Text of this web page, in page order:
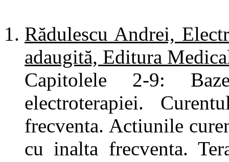
Rădulescu Andrei,
adaugită, Editura
Capitolele 2-9:
electroterapiei.
frecventa. Actiunile
cu inalta frecventa.